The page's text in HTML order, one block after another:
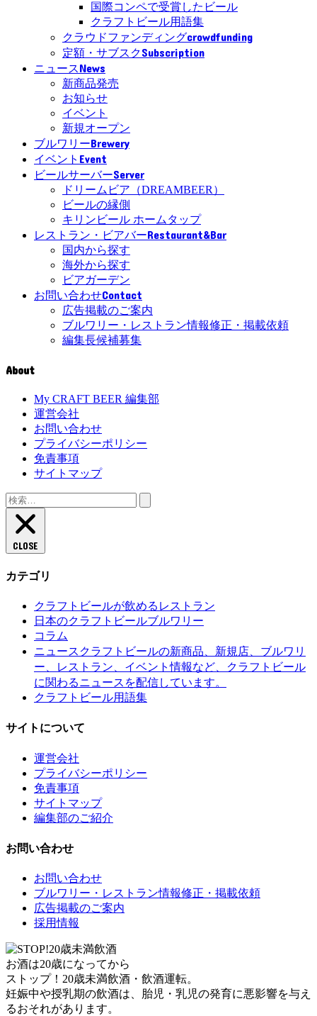
国際コンペで受賞したビール
クラフトビール用語集
クラウドファンディングcrowdfunding
定額・サブスクSubscription
ニュースNews
新商品発売
お知らせ
イベント
新規オープン
ブルワリーBrewery
イベント Event
ビールサーバーServer
ドリームビア（DREAMBEER）
ビールの縁側
キリンビール ホームタップ
レストラン・ビアバーRestaurant&Bar
国内から探す
海外から探す
ビアガーデン
お問い合わせContact
広告掲載のご案内
ブルワリー・レストラン情報修正・掲載依頼
編集長候補募集
About
My CRAFT BEER 編集部
運営会社
お問い合わせ
プライバシーポリシー
免責事項
サイトマップ
検
索:
CLOSE
カテゴリ
クラフトビールが飲めるレストラン
日本のクラフトビールブルワリー
コラム
ニュース クラフトビールの新商品、新規店、ブルワリ
ー、レストラン、イベント情報など、クラフトビール
に関わるニュースを配信しています。
クラフトビール用語集
サイトについて
運営会社
プライバシーポリシー
免責事項
サイトマップ
編集部のご紹介
お問い合わせ
お問い合わせ
ブルワリー・レストラン情報修正・掲載依頼
広告掲載のご案内
採用情報
お酒は20歳になってから
ストップ！20歳未満飲酒・飲酒運転。
妊娠中や授乳期の飲酒は、胎児・乳児の発育に悪影響を与え
るおそれがあります。